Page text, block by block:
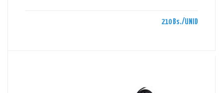
210 Bs./UNID